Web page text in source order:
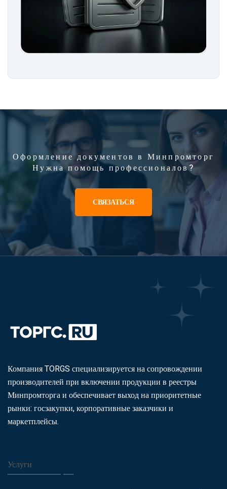
Оформление документов в Минпромторг
Нужна помощь профессионалов?
СВЯЗАТЬСЯ
Компания TORGS специализируется на сопровождении
производителей при включении продукции в реестры
Минпромторга и обеспечивает выход на приоритетные
рынки: госзакупки, корпоративные заказчики и
маркетплейсы.
Услуги